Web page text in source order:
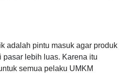
adalah pintu masuk agar produk
pasar lebih luas. Karena itu
semua pelaku UMKM